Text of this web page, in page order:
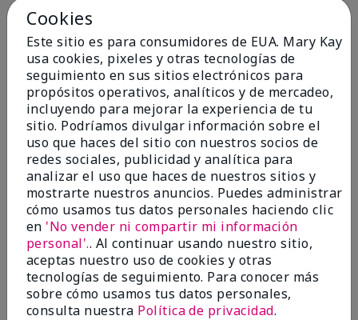
you can afford it. I myself, cannot, but there are
other places to buy it a little cheaper like e-bay,
postmarked, or whatnot. So I will be purchasing
somewhere for sure!
Mostrar Traducción
ConclusiónSí, recomendaría a un amigo
¿Le ha resultado útil esta
opinión?
32 4
Marcar esta opinión
5
Cookies
Este sitio es para consumidores de EUA. Mary Kay
usa cookies, pixeles y otras tecnologías de
seguimiento en sus sitios electrónicos para
propósitos operativos, analíticos y de mercadeo,
incluyendo para mejorar la experiencia de tu
sitio. Podríamos divulgar información sobre el
uso que haces del sitio con nuestros socios de
redes sociales, publicidad y analítica para
analizar el uso que haces de nuestros sitios y
mostrarte nuestros anuncios. Puedes administrar
cómo usamos tus datos personales haciendo clic
en 'No vender ni compartir mi información
personal'.. Al continuar usando nuestro sitio,
aceptas nuestro uso de cookies y otras
tecnologías de seguimiento. Para conocer más
sobre cómo usamos tus datos personales,
consulta nuestra Política de privacidad.